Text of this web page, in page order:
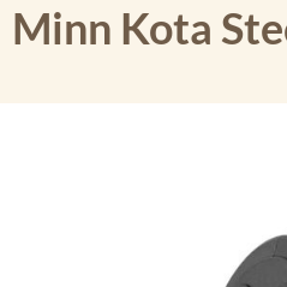
Minn Kota